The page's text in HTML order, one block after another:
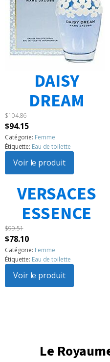
DAISY
DREAM
$104.86
Le
prix
initial
était :
$104.86.
$94.15Le
prix
actuel
est :
$94.15.
Catégorie: Femme
Étiquette: Eau de toilette
Voir le produit
VERSACES
ESSENCE
$99.51
Le
prix
initial
était :
$99.51.
$78.10Le
prix
actuel
est :
$78.10.
Catégorie: Femme
Étiquette: Eau de toilette
Voir le produit
Le